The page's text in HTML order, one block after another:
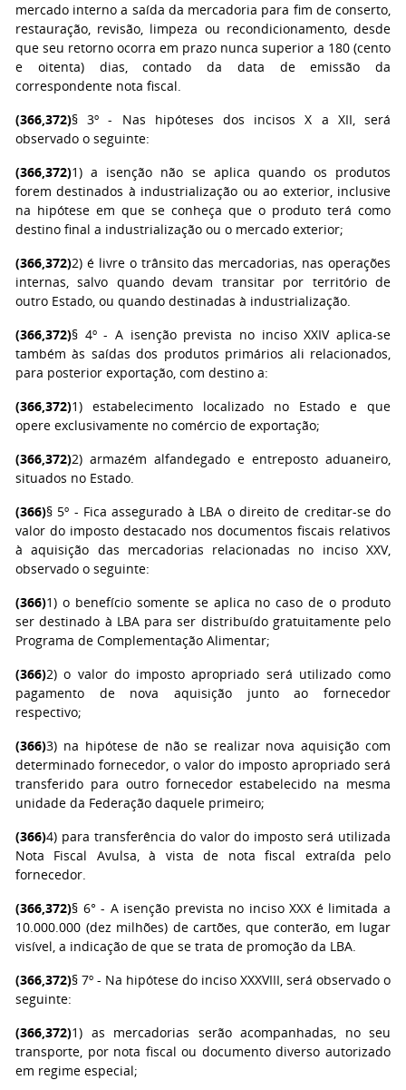
mercado interno a saída da mercadoria para fim de conserto,
restauração, revisão, limpeza ou recondicionamento, desde
que seu retorno ocorra em prazo nunca superior a 180 (cento
e oitenta) dias, contado da data de emissão da
correspondente nota fiscal.
(366,372)§ 3º - Nas hipóteses dos incisos X a XII, será
observado o seguinte:
(366,372)1) a isenção não se aplica quando os produtos
forem destinados à industrialização ou ao exterior, inclusive
na hipótese em que se conheça que o produto terá como
destino final a industrialização ou o mercado exterior;
(366,372)2) é livre o trânsito das mercadorias, nas operações
internas, salvo quando devam transitar por território de
outro Estado, ou quando destinadas à industrialização.
(366,372)§ 4º - A isenção prevista no inciso XXIV aplica-se
também às saídas dos produtos primários ali relacionados,
para posterior exportação, com destino a:
(366,372)1) estabelecimento localizado no Estado e que
opere exclusivamente no comércio de exportação;
(366,372)2) armazém alfandegado e entreposto aduaneiro,
situados no Estado.
(366)§ 5º - Fica assegurado à LBA o direito de creditar-se do
valor do imposto destacado nos documentos fiscais relativos
à aquisição das mercadorias relacionadas no inciso XXV,
observado o seguinte:
(366)1) o benefício somente se aplica no caso de o produto
ser destinado à LBA para ser distribuído gratuitamente pelo
Programa de Complementação Alimentar;
(366)2) o valor do imposto apropriado será utilizado como
pagamento de nova aquisição junto ao fornecedor
respectivo;
(366)3) na hipótese de não se realizar nova aquisição com
determinado fornecedor, o valor do imposto apropriado será
transferido para outro fornecedor estabelecido na mesma
unidade da Federação daquele primeiro;
(366)4) para transferência do valor do imposto será utilizada
Nota Fiscal Avulsa, à vista de nota fiscal extraída pelo
fornecedor.
(366,372)§ 6° - A isenção prevista no inciso XXX é limitada a
10.000.000 (dez milhões) de cartões, que conterão, em lugar
visível, a indicação de que se trata de promoção da LBA.
(366,372)§ 7º - Na hipótese do inciso XXXVIII, será observado o
seguinte:
(366,372)1) as mercadorias serão acompanhadas, no seu
transporte, por nota fiscal ou documento diverso autorizado
em regime especial;